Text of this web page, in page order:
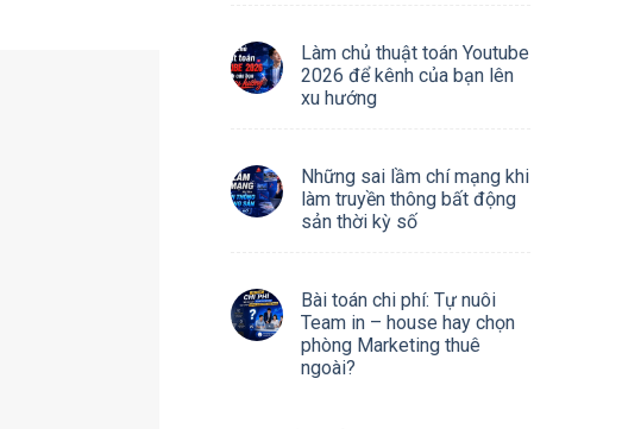
Làm chủ thuật toán Youtube
2026 để kênh của bạn lên
xu hướng
Những sai lầm chí mạng khi
làm truyền thông bất động
sản thời kỳ số
Bài toán chi phí: Tự nuôi
Team in – house hay chọn
phòng Marketing thuê
ngoài?